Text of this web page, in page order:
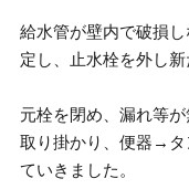
給水管が壁内で破損
定し、止水栓を外し
元栓を閉め、漏れ等
取り掛かり、便器→
ていきました。